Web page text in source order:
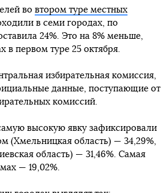
во втором туре местных
в семи городах, по
24%. Это на 8% меньше,
в первом туре 25 октября.
избирательная комиссия,
данные, поступающие от
комиссий.
высокую явку зафиксировали
(Хмельницкая область) — 34,29%,
область) — 31,46%. Самая
— 19,02%.